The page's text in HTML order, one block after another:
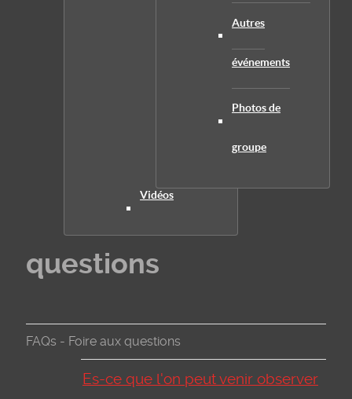
Autres
événements
Photos de
groupe
Vidéos
questions
FAQs - Foire aux questions
Es-ce que l'on peut venir observer